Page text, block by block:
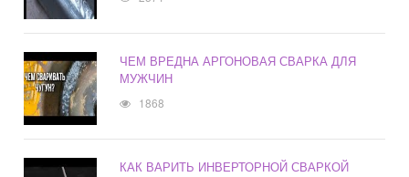
ЧЕМ ВРЕДНА АРГОНОВАЯ СВАРКА ДЛЯ
МУЖЧИН
1868
КАК ВАРИТЬ ИНВЕРТОРНОЙ СВАРКОЙ